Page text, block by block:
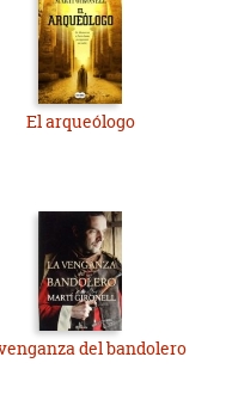
El arqueólogo
del bandolero